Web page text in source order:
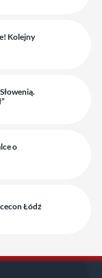
Kolejny
o
Łódź